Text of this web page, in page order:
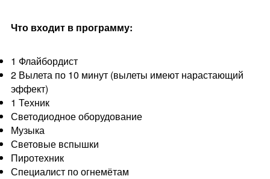
Что входит в программу:
1 Флайбордист
2 Вылета по 10 минут (вылеты имеют нарастающий
эффект)
1 Техник
Светодиодное оборудование
Музыка
Световые вспышки
Пиротехник
Специалист по огнемётам